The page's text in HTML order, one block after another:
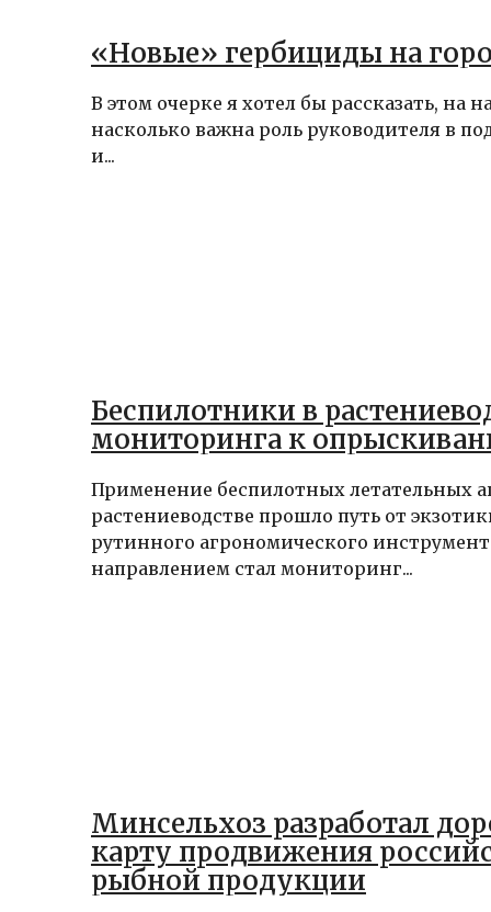
«Новые» гербициды на
В этом очерке я хотел бы рассказать, на
насколько важна роль руководителя в
и...
Беспилотники в
мониторинга к
Применение беспилотных летательных
растениеводстве прошло путь от
рутинного агрономического
направлением стал мониторинг...
Минсельхоз разработал
карту продвижения
рыбной продукции